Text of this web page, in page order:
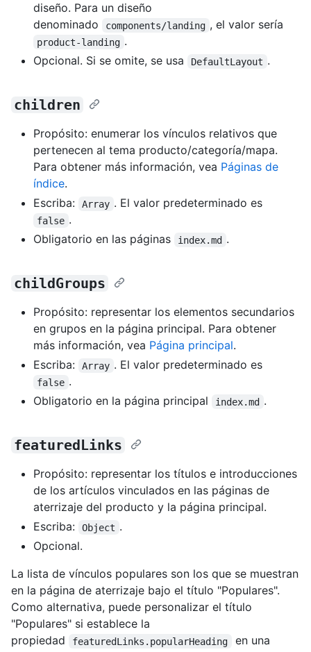
diseño. Para un diseño
denominado
components/landing , el valor sería
product-landing .
Opcional. Si se omite, se usa
DefaultLayout .
children
Propósito: enumerar los vínculos relativos que
pertenecen al tema producto/categoría/mapa.
Para obtener más información, vea Páginas de
índice.
Escriba:
Array . El valor predeterminado es
false .
Obligatorio en las páginas
index.md .
childGroups
Propósito: representar los elementos secundarios
en grupos en la página principal. Para obtener
más información, vea Página principal.
Escriba:
Array . El valor predeterminado es
false .
Obligatorio en la página principal
index.md .
featuredLinks
Propósito: representar los títulos e introducciones
de los artículos vinculados en las páginas de
aterrizaje del producto y la página principal.
Escriba:
Object .
Opcional.
La lista de vínculos populares son los que se muestran
en la página de aterrizaje bajo el título "Populares".
Como alternativa, puede personalizar el título
"Populares" si establece la
propiedad
featuredLinks.popularHeading
en una